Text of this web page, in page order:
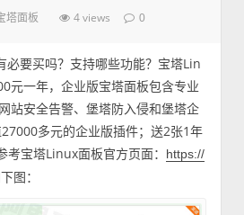
塔面板 4 views 0
必要买吗？支持哪些功能？宝塔Lin
元一年，企业版宝塔面板包含专业
站安全告警、堡塔防入侵和堡塔企
多元的企业版插件；送2张1年
考宝塔Linux面板官方页面：
https://
图：